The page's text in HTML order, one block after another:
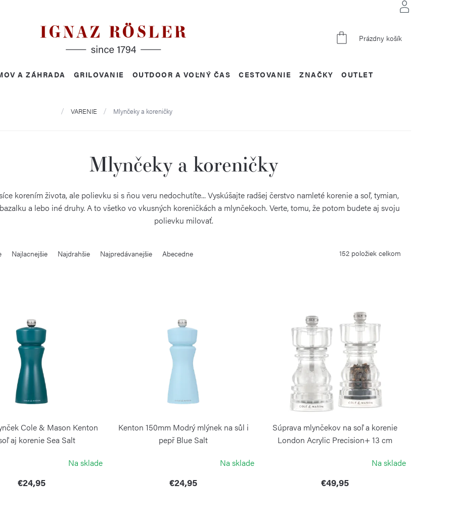
NÁKUPNÝ
Prázdny košík
A ZÁHRADA GRILOVANIE OUTDOOR A VOĽNÝ ČAS CESTOVANIE OUTLET
ZNAČKY
DomovVARENIE Mlynčeky a koreničky
Mlynčeky a koreničky
korením života, ale polievku si s ňou veru nedochutíte... Vyskúšajte radšej čerstvo namleté korenie a soľ, tymian,
a lebo iné druhy. A to všetko vo vkusných koreničkách a mlynčekoch. Verte, tomu, že potom budete aj svoju
polievku milovať.
Najlacnejšie Najdrahšie Najpredávanejšie Abecedne 152 položiek celkom
Cole & Mason Kenton
aj korenie Sea Salt
Na sklade
€24,95
Kenton 150mm Modrý mlýnek na sůl i
pepř Blue Salt
Na sklade
€24,95
Súprava mlynčekov na soľ a korenie
London Acrylic Precision+ 13 cm
Na sklade
€49,95